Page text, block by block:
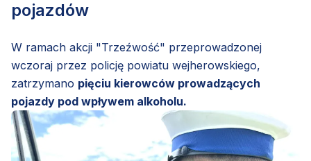
pojazdów
W ramach akcji "Trzeźwość" przeprowadzonej
wczoraj przez policję powiatu wejherowskiego,
zatrzymano pięciu kierowców prowadzących
pojazdy pod wpływem alkoholu.